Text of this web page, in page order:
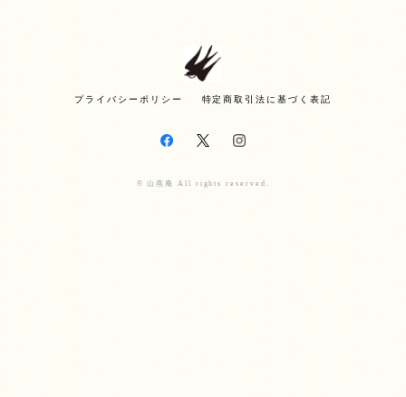
プライバシーポリシー 特定商取引法に基づく表記
© 山燕庵 All rights reserved.